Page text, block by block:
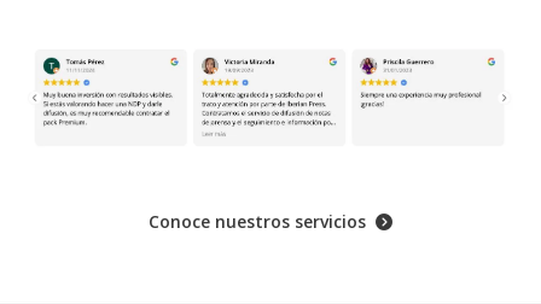
Conoce nuestros servicios